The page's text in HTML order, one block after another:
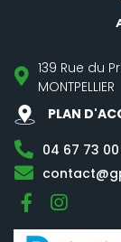
139 Rue du
MONTPELLIER
PLAN
04 67 73
FacebookInstagram